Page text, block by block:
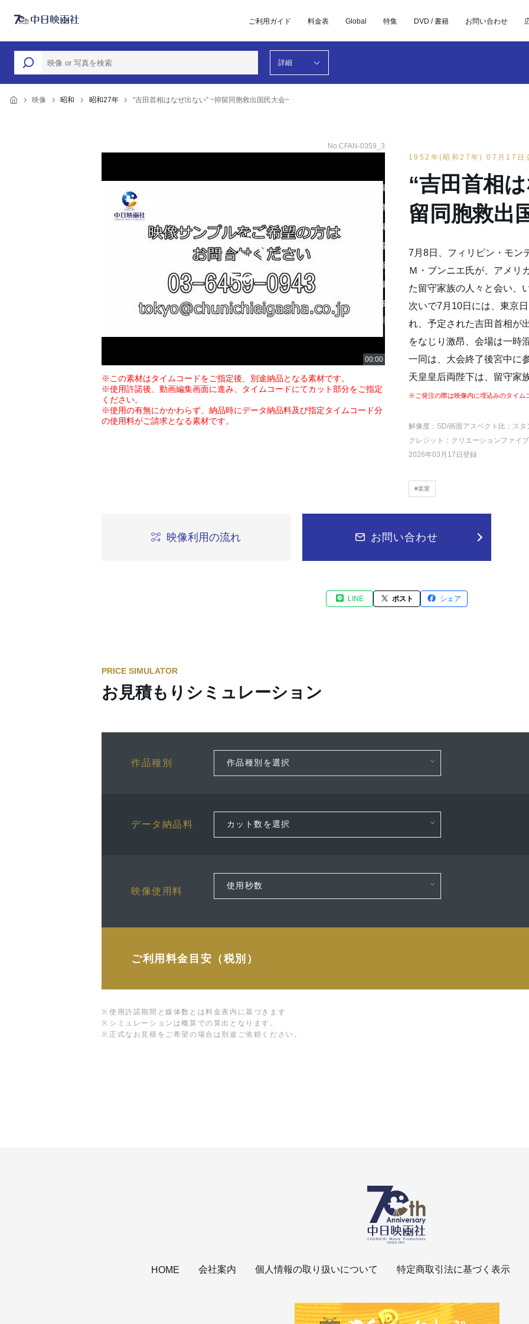
ご利用ガイド 料金表 Global 特集 DVD / 書籍 お問い合わせ
詳細
映像 昭和 昭和27年 “吉田首相はなぜ出ない” ~抑留同胞救出国民大会~
No.CFAN-0359_3
※この素材はタイムコードをご指定後、別途納品となる素材です。
※使用許諾後、動画編集画面に進み、タイムコードにてカット部分をご指定
ください。
※使用の有無にかかわらず、納品時にデータ納品料及び指定タイムコード分
の使用料がご請求となる素材です。
1952年(昭和27年) 07月17日
“吉田首相
留同胞救出
7月8日、フィリピン・モン
Ｍ・ブンニエ氏が、アメリ
た留守家族の人々と会い、
次いで7月10日には、東京
れ、予定された吉田首相が
をなじり激昂、会場は一時
一同は、大会終了後宮中に参
天皇皇后両陛下は、留守家
※ご発注の際は映像内に埋込みのタイム
解像度：SD/画面アスペクト比：スタ
クレジット：クリエーションファイ
2026年03月17日登録
#皇室
映像利用の流れ お問い合わせ
LINE ポスト シェア
PRICE SIMULATOR
お見積もりシミュレーション
作品種別
データ納品料
映像使用料
ご利用料金目安（税別）
※ 使用許諾期間と媒体数とは料金表内に基づきます
※ シミュレーションは概算での算出となります。
※ 正式なお見積をご希望の場合は別途ご依頼ください。
HOME 会社案内 個人情報の取り扱いについて 特定商取引法に基づく表示